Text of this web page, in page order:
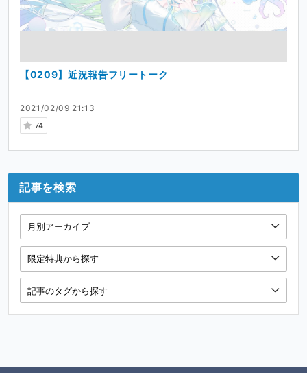
2021/02/09 21:13
74
【0209】近況報告フリートーク
記事を検索